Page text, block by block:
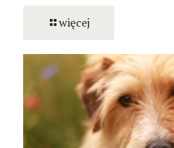
więcej